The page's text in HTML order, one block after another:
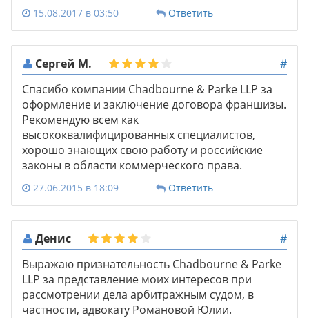
15.08.2017 в 03:50 Ответить
Сергей М.
#
Спасибо компании Chadbourne & Parke LLP за
оформление и заключение договора франшизы.
Рекомендую всем как
высококвалифицированных специалистов,
хорошо знающих свою работу и российские
законы в области коммерческого права.
27.06.2015 в 18:09 Ответить
Денис
#
Выражаю признательность Chadbourne & Parke
LLP за представление моих интересов при
рассмотрении дела арбитражным судом, в
частности, адвокату Романовой Юлии.